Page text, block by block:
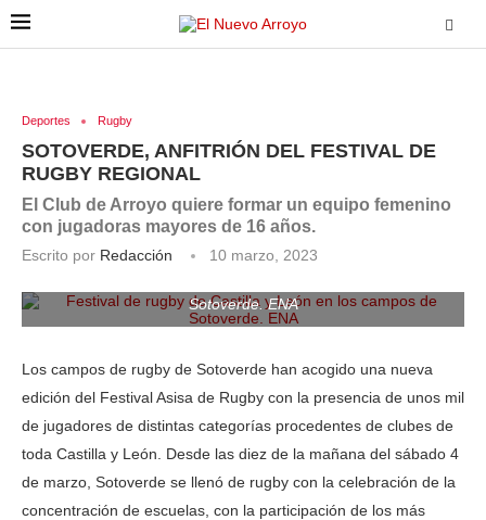
Deportes Rugby
SOTOVERDE, ANFITRIÓN DEL FESTIVAL DE
RUGBY REGIONAL
El Club de Arroyo quiere formar un equipo femenino
con jugadoras mayores de 16 años.
Escrito por Redacción
10 marzo, 2023
Sotoverde. ENA
Los campos de rugby de Sotoverde han acogido una nueva
edición del Festival Asisa de Rugby con la presencia de unos mil
de jugadores de distintas categorías procedentes de clubes de
toda Castilla y León. Desde las diez de la mañana del sábado 4
de marzo, Sotoverde se llenó de rugby con la celebración de la
concentración de escuelas, con la participación de los más